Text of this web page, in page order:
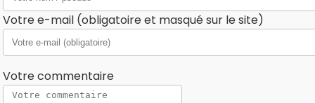
Votre e-mail (obligatoire et masqué sur le site)
Votre commentaire